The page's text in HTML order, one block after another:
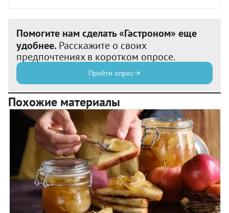
Помогите нам сделать «Гастроном» еще
удобнее. Расскажите о своих
предпочтениях в коротком опросе.
Пройти опрос
Похожие материалы